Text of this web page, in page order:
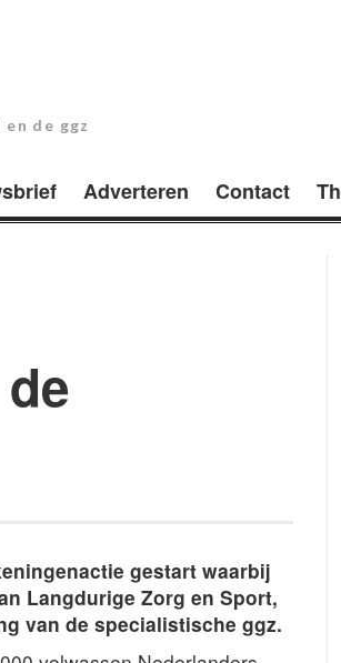
de ggz
Adverteren Contact
gestart waarbij
Langdurige Zorg en Sport,
van de specialistische ggz.